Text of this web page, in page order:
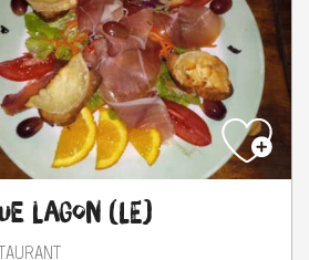
Lagon (Le)